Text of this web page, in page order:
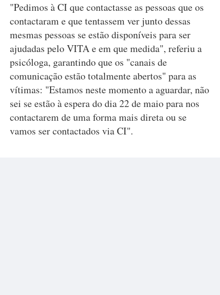
"Pedimos à CI que contactasse as pessoas que os
contactaram e que tentassem ver junto dessas
mesmas pessoas se estão disponíveis para ser
ajudadas pelo VITA e em que medida", referiu a
psicóloga, garantindo que os "canais de
comunicação estão totalmente abertos" para as
vítimas: "Estamos neste momento a aguardar, não
sei se estão à espera do dia 22 de maio para nos
contactarem de uma forma mais direta ou se
vamos ser contactados via CI".